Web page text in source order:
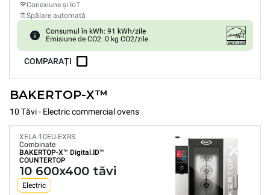
Conexiune și IoT
Spălare automată
Consumul în kWh: 91 kWh/zile
Emisiune de CO2: 0 kg CO2/zile
COMPARAȚI
BAKERTOP-X™
10 Tăvi - Electric commercial ovens
XELA-10EU-EXRS
Combinate
BAKERTOP-X™ Digital.ID™
COUNTERTOP
10 600x400 tăvi
Electric